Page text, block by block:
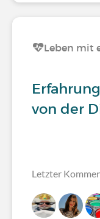
Leben mit
von der
Letzter